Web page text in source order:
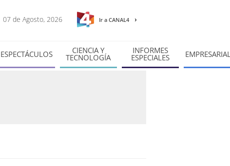
07 de Agosto, 2026 Ir a CANAL4
ESPECTÁCULOS CIENCIA Y
TECNOLOGÍA
INFORMES
ESPECIALES